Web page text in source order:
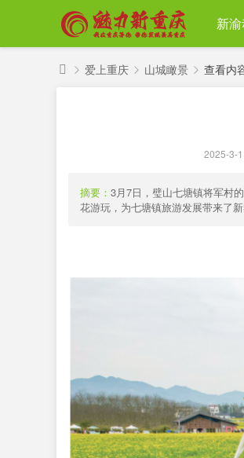
新
爱上重庆 山城瞰景 查看内
2025-3-
摘要： 3月7日，璧山七塘镇将军村
花游玩，为七塘镇旅游发展带来了